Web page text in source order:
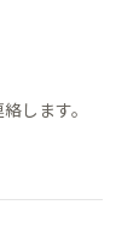
します。